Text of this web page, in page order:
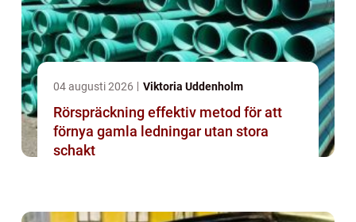
04 augusti 2026 Viktoria Uddenholm
Rörspräckning effektiv metod för att
förnya gamla ledningar utan stora
schakt